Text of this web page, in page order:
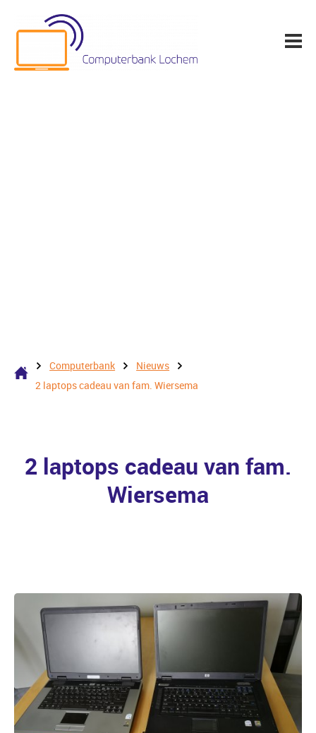
Computerbank
Nieuws
2 laptops cadeau van fam. Wiersema
2 laptops cadeau van fam.
Wiersema